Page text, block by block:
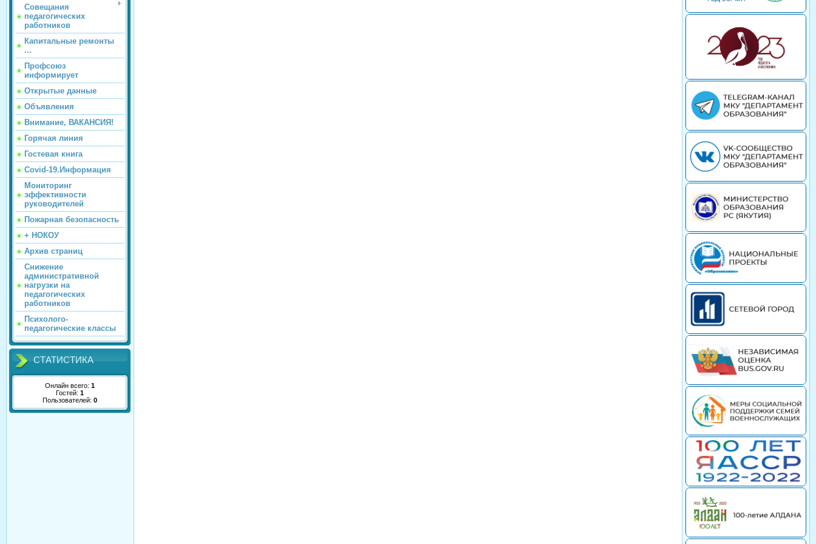
Совещания
педагогических
работников
Капитальные ремонты
...
Профсоюз
информирует
Открытые данные
Объявления
Внимание, ВАКАНСИЯ!
Горячая линия
Гостевая книга
Covid-19.Информация
Мониторинг
эффективности
руководителей
Пожарная безопасность
+ НОКОУ
Архив страниц
Снижение
административной
нагрузки на
педагогических
работников
Психолого-
педагогические классы
СТАТИСТИКА
Онлайн всего: 1
Гостей: 1
Пользователей: 0